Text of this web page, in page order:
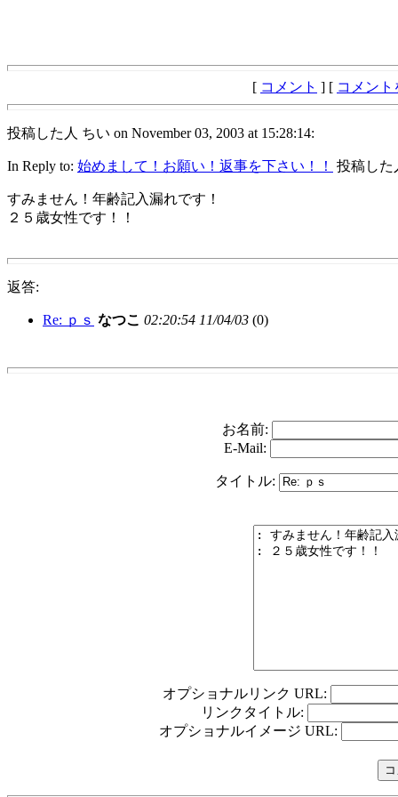
[ コメント ] [ コメン
投稿した人 ちい on November 03, 2003 at 15:28:14:
In Reply to: 始めまして！お願い！返事を下さい！！ 投稿した
すみません！年齢記入漏れです！
２５歳女性です！！
返答:
Re: ｐｓ なつこ 02:20:54 11/04/03 (0)
お名前:
E-Mail:
タイトル:
オプショナルリンク URL:
リンクタイトル:
オプショナルイメージ URL: